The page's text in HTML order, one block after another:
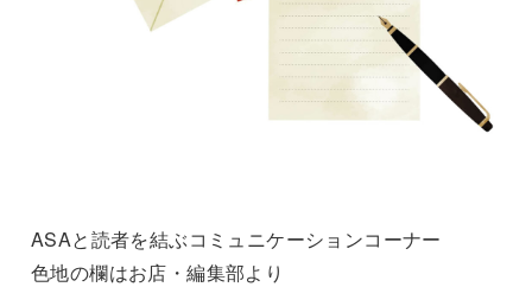
ASAと読者を結ぶコミュニケーションコーナー
色地の欄はお店・編集部より